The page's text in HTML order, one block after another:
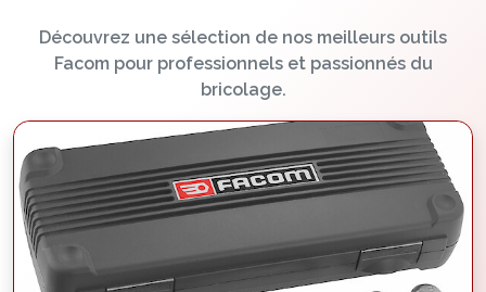
Découvrez une sélection de nos meilleurs outils
Facom pour professionnels et passionnés du
bricolage.